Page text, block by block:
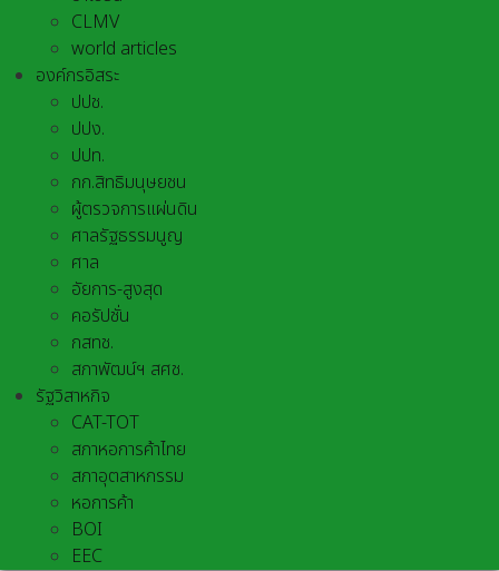
CLMV
world articles
องค์กรอิสระ
ปปช.
ปปง.
ปปท.
กก.สิทธิมนุษยชน
ผู้ตรวจการแผ่นดิน
ศาลรัฐธรรมนูญ
ศาล
อัยการ-สูงสุด
คอรัปชั่น
กสทช.
สภาพัฒน์ฯ สศช.
รัฐวิสาหกิจ
CAT-TOT
สภาหอการค้าไทย
สภาอุตสาหกรรม
หอการค้า
BOI
EEC